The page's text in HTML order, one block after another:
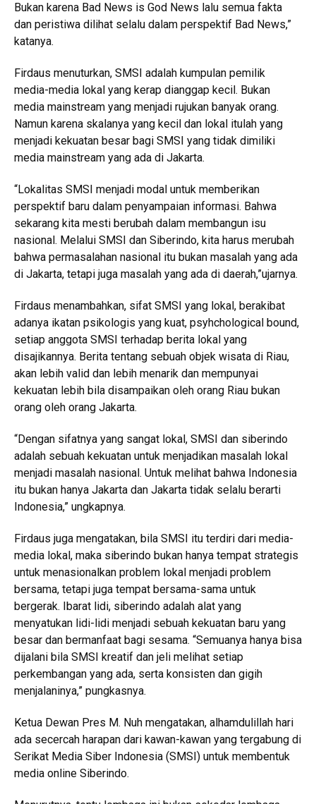
Bukan karena Bad News is God News lalu semua fakta
dan peristiwa dilihat selalu dalam perspektif Bad News,”
katanya.
Firdaus menuturkan, SMSI adalah kumpulan pemilik
media-media lokal yang kerap dianggap kecil. Bukan
media mainstream yang menjadi rujukan banyak orang.
Namun karena skalanya yang kecil dan lokal itulah yang
menjadi kekuatan besar bagi SMSI yang tidak dimiliki
media mainstream yang ada di Jakarta.
“Lokalitas SMSI menjadi modal untuk memberikan
perspektif baru dalam penyampaian informasi. Bahwa
sekarang kita mesti berubah dalam membangun isu
nasional. Melalui SMSI dan Siberindo, kita harus merubah
bahwa permasalahan nasional itu bukan masalah yang ada
di Jakarta, tetapi juga masalah yang ada di daerah,”ujarnya.
Firdaus menambahkan, sifat SMSI yang lokal, berakibat
adanya ikatan psikologis yang kuat, psyhchological bound,
setiap anggota SMSI terhadap berita lokal yang
disajikannya. Berita tentang sebuah objek wisata di Riau,
akan lebih valid dan lebih menarik dan mempunyai
kekuatan lebih bila disampaikan oleh orang Riau bukan
orang oleh orang Jakarta.
“Dengan sifatnya yang sangat lokal, SMSI dan siberindo
adalah sebuah kekuatan untuk menjadikan masalah lokal
menjadi masalah nasional. Untuk melihat bahwa Indonesia
itu bukan hanya Jakarta dan Jakarta tidak selalu berarti
Indonesia,” ungkapnya.
Firdaus juga mengatakan, bila SMSI itu terdiri dari media-
media lokal, maka siberindo bukan hanya tempat strategis
untuk menasionalkan problem lokal menjadi problem
bersama, tetapi juga tempat bersama-sama untuk
bergerak. Ibarat lidi, siberindo adalah alat yang
menyatukan lidi-lidi menjadi sebuah kekuatan baru yang
besar dan bermanfaat bagi sesama. “Semuanya hanya bisa
dijalani bila SMSI kreatif dan jeli melihat setiap
perkembangan yang ada, serta konsisten dan gigih
menjalaninya,” pungkasnya.
Ketua Dewan Pres M. Nuh mengatakan, alhamdulillah hari
ada secercah harapan dari kawan-kawan yang tergabung di
Serikat Media Siber Indonesia (SMSI) untuk membentuk
media online Siberindo.